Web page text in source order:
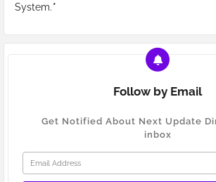
System.*
Follow by Email
Get Notified About Next Update
inbox